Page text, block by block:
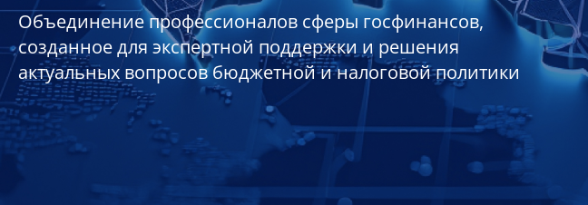
Объединение профессионалов сферы госфинансов,
созданное для экспертной поддержки и решения
актуальных вопросов бюджетной и налоговой политики